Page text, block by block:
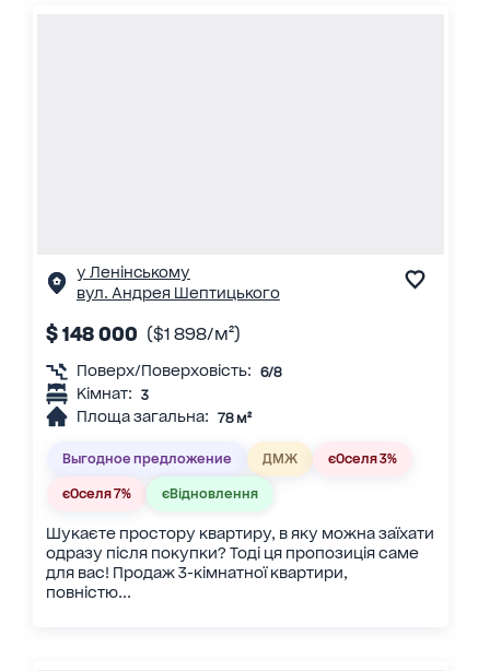
у Ленінському
вул. Андрея Шептицького
$ 148 000 ($1 898/м²)
Поверх/Поверховість: 6/8
Кімнат: 3
Площа загальна: 78 м²
Выгодное предложение ДМЖ єОселя 3%
єОселя 7% єВідновлення
Шукаєте простору квартиру, в яку можна заїхати
одразу після покупки? Тоді ця пропозиція саме
для вас! Продаж 3-кімнатної квартири,
повністю...